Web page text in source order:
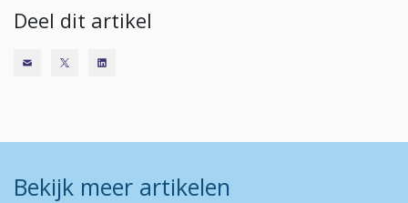
Deel dit artikel
Bekijk meer artikelen